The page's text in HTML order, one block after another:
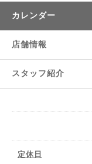
カレンダー
店舗情報
スタッフ紹介
定休日